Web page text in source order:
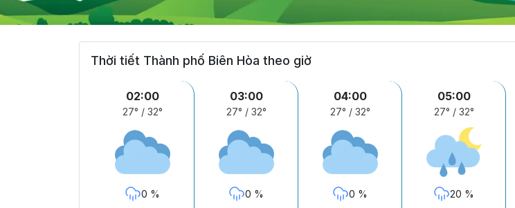
Thời tiết Thành phố Biên Hòa theo giờ
02:00
27° / 32°
0 %
03:00
27° / 32°
0 %
04:00
27° / 32°
0 %
05:00
27° / 32°
20 %